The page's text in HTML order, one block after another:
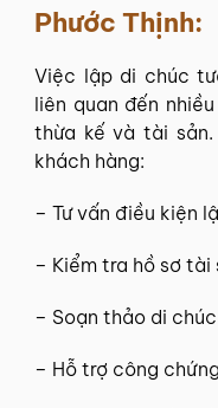
Phước Thịnh:
Việc lập di chúc
liên quan đến
thừa kế và tài sản.
khách hàng:
– Tư vấn điều kiện
– Kiểm tra hồ sơ tài
– Soạn thảo di
– Hỗ trợ công